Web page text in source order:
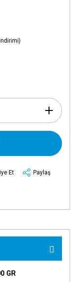
Et
Paylaş
GR